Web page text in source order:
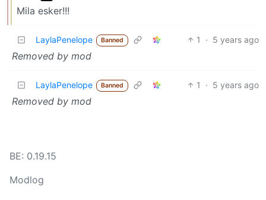
Mila esker!!!
LaylaPenelope Banned 1 · 5 years ago
Removed by mod
LaylaPenelope Banned 1 · 5 years ago
Removed by mod
BE: 0.19.15
Modlog